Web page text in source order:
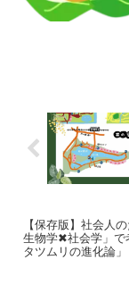
【保存版】社会人
生物学✖︎社会学」で
タツムリの進化論」